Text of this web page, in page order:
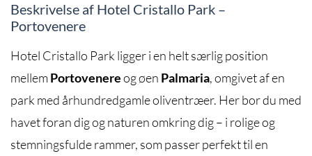
Beskrivelse af Hotel Cristallo Park –
Portovenere
Hotel Cristallo Park ligger i en helt særlig position
mellemPortovenereog øen Palmaria, omgivet af en
park med århundredgamle oliventræer. Her bor du med
havet foran dig og naturen omkring dig – i rolige og
stemningsfulde rammer, som passer perfekt til en